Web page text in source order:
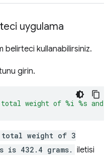
uygulama
belirteci kullanabilirsiniz.
girin.
weight of %i %s and
total weight of 3
is 432.4 grams. iletisi